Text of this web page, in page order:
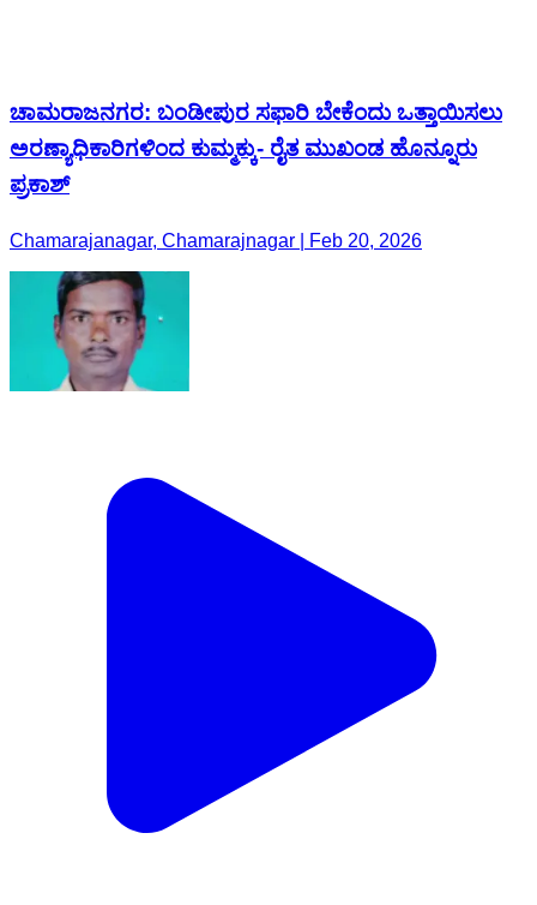
ಚಾಮರಾಜನಗರ: ಬಂಡೀಪುರ ಸಫಾರಿ ಬೇಕೆಂದು ಒತ್ತಾಯಿಸಲು
ಅರಣ್ಯಾಧಿಕಾರಿಗಳಿಂದ ಕುಮ್ಮಕ್ಕು- ರೈತ ಮುಖಂಡ ಹೊನ್ನೂರು
ಪ್ರಕಾಶ್
Chamarajanagar, Chamarajnagar | Feb 20, 2026